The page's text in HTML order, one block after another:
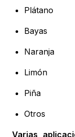
Plátano
Bayas
Naranja
Limón
Piña
Otros
Varias